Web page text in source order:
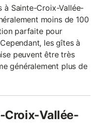
à Sainte-Croix-Vallée-
moins de 100
parfaite pour
les gîtes à
peuvent être très
généralement plus de
Croix-Vallée-